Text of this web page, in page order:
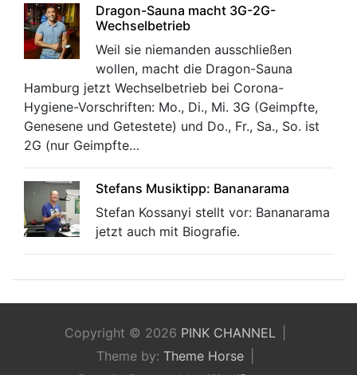
Dragon-Sauna macht 3G-2G-
Wechselbetrieb
Weil sie niemanden ausschließen
wollen, macht die Dragon-Sauna
Hamburg jetzt Wechselbetrieb bei Corona-
Hygiene-Vorschriften: Mo., Di., Mi. 3G (Geimpfte,
Genesene und Getestete) und Do., Fr., Sa., So. ist
2G (nur Geimpfte…
Stefans Musiktipp: Bananarama
Stefan Kossanyi stellt vor: Bananarama
jetzt auch mit Biografie.
Copyright © 2026 PINK CHANNEL
Theme by: Theme Horse